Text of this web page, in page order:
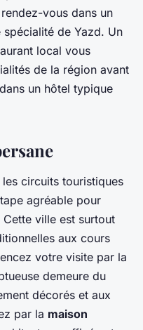
vous dans un
de Yazd. Un
local vous
de la région avant
un hôtel typique
circuits touristiques
agréable pour
ville est surtout
aux cours
votre visite par la
demeure du
décorés et aux
par la maison